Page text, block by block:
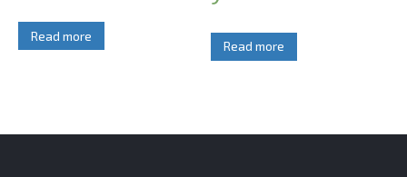
Read more
Read more